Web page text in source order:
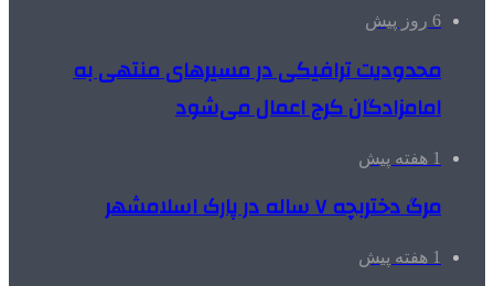
6 روز پیش
محدودیت ترافیکی در مسیرهای منتهی به
امامزادگان کرج اعمال می‌شود
1 هفته پیش
مرگ دختربچه ۷ ساله در پارک اسلامشهر
1 هفته پیش